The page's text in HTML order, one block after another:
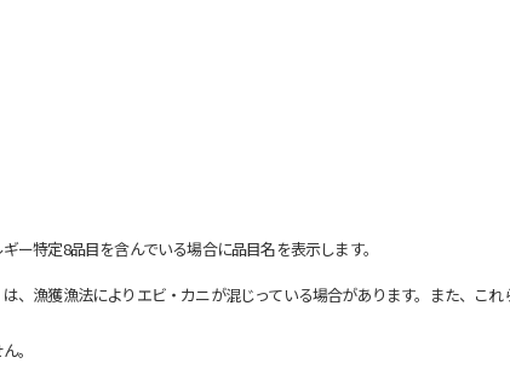
特定8品目を含んでいる場合に品目名を表示します。
漁獲漁法によりエビ・カニが混じっている場合があります。また、これ
。